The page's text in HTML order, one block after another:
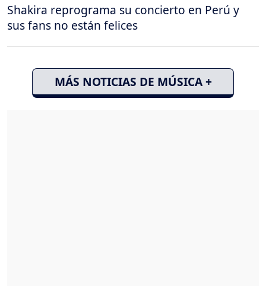
Shakira reprograma su concierto en Perú y
sus fans no están felices
MÁS NOTICIAS DE MÚSICA +